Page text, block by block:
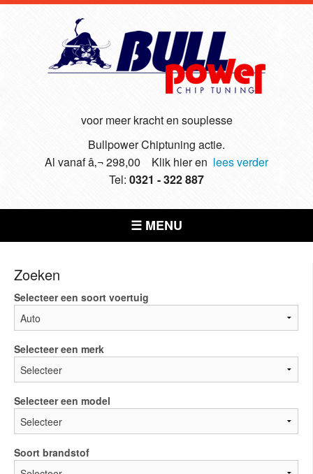
voor meer kracht en souplesse
Bullpower Chiptuning actie.
Al vanaf â‚¬ 298,00 Klik hier en lees verder
Tel: 0321 - 322 887
☰ MENU
Zoeken
Selecteer een soort voertuig
Selecteer een merk
Selecteer een model
Soort brandstof